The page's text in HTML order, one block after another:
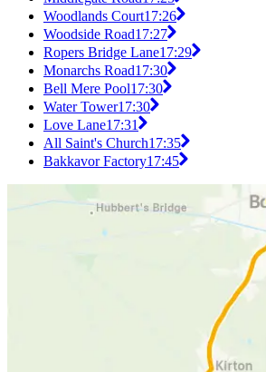
Woodlands Court17:26
Woodside Road17:27
Ropers Bridge Lane17:29
Monarchs Road17:30
Bell Mere Pool17:30
Water Tower17:30
Love Lane17:31
All Saint's Church17:35
Bakkavor Factory17:45